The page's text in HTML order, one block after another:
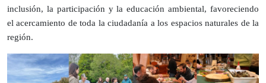
inclusión, la participación y la educación ambiental, favoreciendo
el acercamiento de toda la ciudadanía a los espacios naturales de la
región.